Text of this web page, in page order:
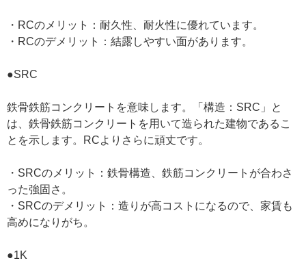
・RCのメリット：耐久性、耐火性に優れています。
・RCのデメリット：結露しやすい面があります。
●SRC
鉄骨鉄筋コンクリートを意味します。「構造：SRC」と
は、鉄骨鉄筋コンクリートを用いて造られた建物であるこ
とを示します。RCよりさらに頑丈です。
・SRCのメリット：鉄骨構造、鉄筋コンクリートが合わさ
った強固さ。
・SRCのデメリット：造りが高コストになるので、家賃も
高めになりがち。
●1K